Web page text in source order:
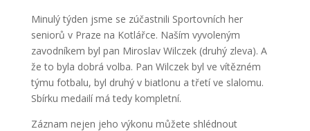
Minulý týden jsme se zúčastnili Sportovních her
seniorů v Praze na Kotlářce. Naším vyvoleným
zavodníkem byl pan Miroslav Wilczek (druhý zleva). A
že to byla dobrá volba. Pan Wilczek byl ve vítězném
týmu fotbalu, byl druhý v biatlonu a třetí ve slalomu.
Sbírku medailí má tedy kompletní.
Záznam nejen jeho výkonu můžete shlédnout